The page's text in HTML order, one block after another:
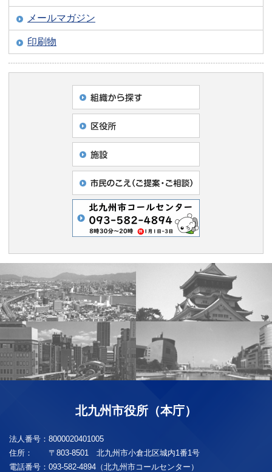
メールマガジン
印刷物
北九州市役所（本庁）
法人番号： 8000020401005
住所：
〒803-8501 北九州市小倉北区城内1番1号
電話番号： 093-582-4894（北九州市コールセンター）